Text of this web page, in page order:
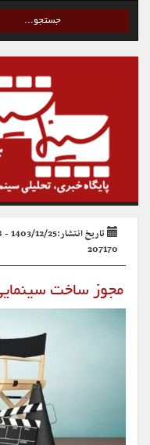
تاریخ انتشار:1403/12/25 - 17:38
207170
مجوز ساخت سینمایی برای ۸